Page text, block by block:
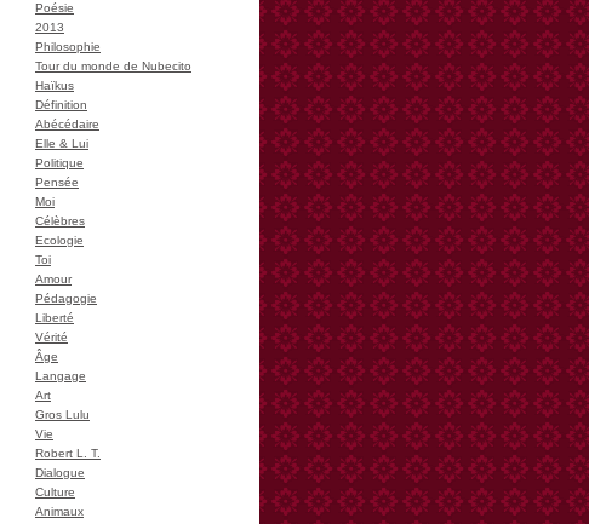
Poésie
2013
Philosophie
Tour du monde de Nubecito
Haïkus
Définition
Abécédaire
Elle & Lui
Politique
Pensée
Moi
Célèbres
Ecologie
Toi
Amour
Pédagogie
Liberté
Vérité
Âge
Langage
Art
Gros Lulu
Vie
Robert L. T.
Dialogue
Culture
Animaux